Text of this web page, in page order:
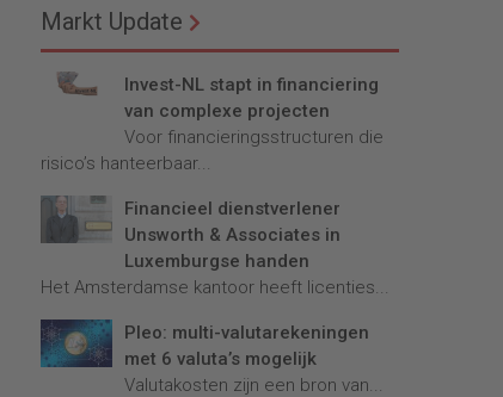
Markt Update
Invest-NL stapt in financiering
van complexe projecten
Voor financieringsstructuren die
risico’s hanteerbaar...
Financieel dienstverlener
Unsworth & Associates in
Luxemburgse handen
Het Amsterdamse kantoor heeft licenties...
Pleo: multi-valutarekeningen
met 6 valuta’s mogelijk
Valutakosten zijn een bron van...